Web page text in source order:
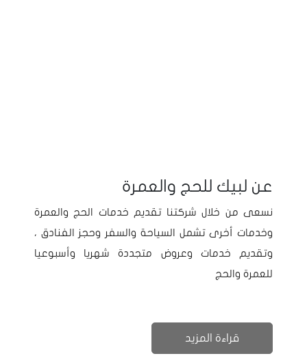
عن لبيك للحج والعمرة
نسعى من خلال شركتنا تقديم خدمات الحج والعمرة
وخدمات أخرى تشمل السياحة والسفر وحجز الفنادق ،
وتقديم خدمات وعروض متجددة شهريا وأسبوعيا
للعمرة والحج
قراءة المزيد